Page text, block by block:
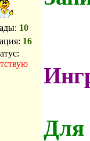
10
16
Для